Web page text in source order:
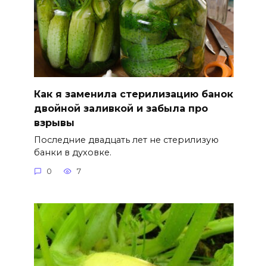
Как я заменила стерилизацию банок
двойной заливкой и забыла про
взрывы
Последние двадцать лет не стерилизую
банки в духовке.
0 7